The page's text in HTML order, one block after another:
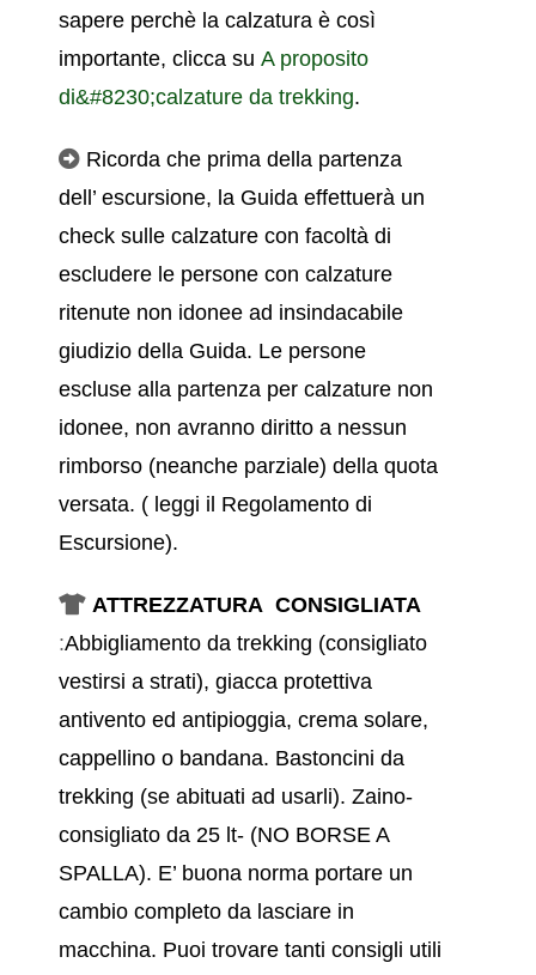
sapere perchè la calzatura è così
importante, clicca suA proposito
di&#8230;calzature da trekking.
Ricorda che prima della partenza
dell’ escursione, la Guida effettuerà un
check sulle calzature con facoltà di
escludere le persone con calzature
ritenute non idonee ad insindacabile
giudizio della Guida. Le persone
escluse alla partenza per calzature non
idonee, non avranno diritto a nessun
rimborso (neanche parziale) della quota
versata. ( leggi il Regolamento di
Escursione).
ATTREZZATURA CONSIGLIATA
:Abbigliamento da trekking (consigliato
vestirsi a strati), giacca protettiva
antivento ed antipioggia, crema solare,
cappellino o bandana. Bastoncini da
trekking (se abituati ad usarli).Zaino-
consigliato da 25 lt- (NO BORSE A
SPALLA). E’ buona norma portare un
cambio completo da lasciare in
macchina. Puoi trovare tanti consigli utili